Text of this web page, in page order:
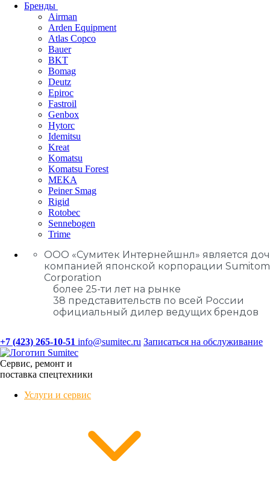
Бренды
Airman
Arden Equipment
Atlas Сopco
Bauer
BKT
Bomag
Deutz
Epiroc
Fastroil
Genbox
Hytorc
Idemitsu
Kreat
Komatsu
Komatsu Forest
MEKA
Peiner Smag
Rigid
Rotobec
Sennebogen
Trime
ООО «Сумитек Интернейшнл» является
компанией японской корпорации
Corporation
более 25-ти лет на рынке
38 представительств по всей России
официальный дилер ведущих брендов
+7 (423) 265-10-51 info@sumitec.ru Записаться на обслуживание
Сервис, ремонт и
поставка спецтехники
Услуги и сервис